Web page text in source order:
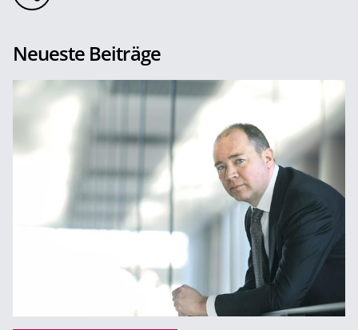
Neueste Beiträge